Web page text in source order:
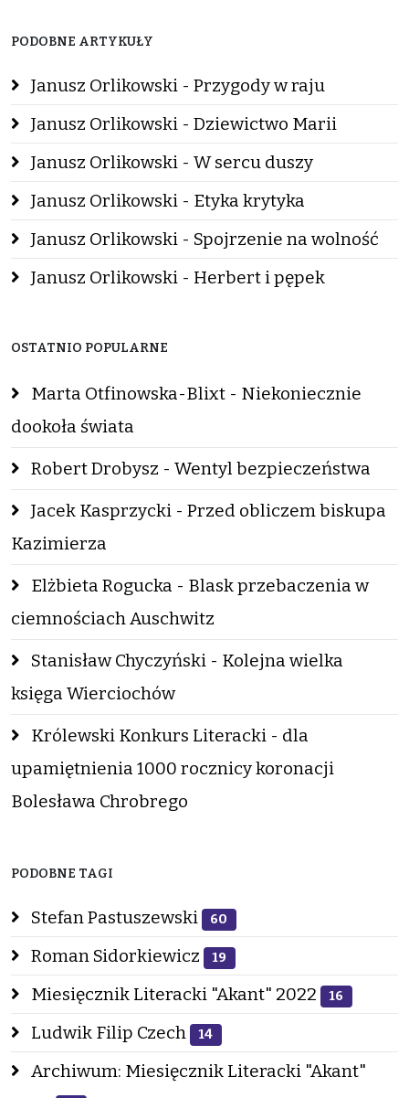
PODOBNE ARTYKUŁY
Janusz Orlikowski - Przygody w raju
Janusz Orlikowski - Dziewictwo Marii
Janusz Orlikowski - W sercu duszy
Janusz Orlikowski - Etyka krytyka
Janusz Orlikowski - Spojrzenie na wolność
Janusz Orlikowski - Herbert i pępek
OSTATNIO POPULARNE
Marta Otfinowska-Blixt - Niekoniecznie
dookoła świata
Robert Drobysz - Wentyl bezpieczeństwa
Jacek Kasprzycki - Przed obliczem biskupa
Kazimierza
Elżbieta Rogucka - Blask przebaczenia w
ciemnościach Auschwitz
Stanisław Chyczyński - Kolejna wielka
księga Wierciochów
Królewski Konkurs Literacki - dla
upamiętnienia 1000 rocznicy koronacji
Bolesława Chrobrego
PODOBNE TAGI
Stefan Pastuszewski 60
Roman Sidorkiewicz 19
Miesięcznik Literacki "Akant" 2022 16
Ludwik Filip Czech 14
Archiwum: Miesięcznik Literacki "Akant"